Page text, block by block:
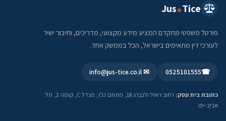
Jus Tice
פורטל משפטי מתקדם המציע מידע מקצועי, מדריכים, וחיבור ישיר
לעורכי דין מתאימים בישראל, הכל בממשק אחד.
☎
0525101555
✉ info@jus-tice.co.il
כתובת בית עסק:
רחוב ראול ולנברג 18, מתחם CU, מגדל C, קומה 2, תל
אביב-יפו